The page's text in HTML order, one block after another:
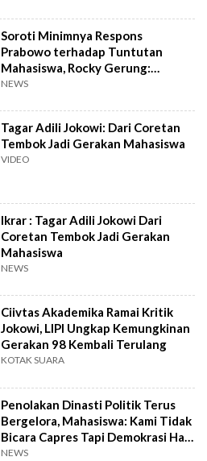
Soroti Minimnya Respons
Prabowo terhadap Tuntutan
Mahasiswa, Rocky Gerung:
Kesempatan Makin Sempit
NEWS
Tagar Adili Jokowi: Dari Coretan
Tembok Jadi Gerakan Mahasiswa
VIDEO
Ikrar : Tagar Adili Jokowi Dari
Coretan Tembok Jadi Gerakan
Mahasiswa
NEWS
Ciivtas Akademika Ramai Kritik
Jokowi, LIPI Ungkap Kemungkinan
Gerakan 98 Kembali Terulang
KOTAK SUARA
Penolakan Dinasti Politik Terus
Bergelora, Mahasiswa: Kami Tidak
Bicara Capres Tapi Demokrasi Hari
Ini!
NEWS